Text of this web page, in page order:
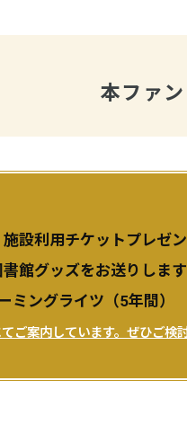
本ファ
設利用チケットプレゼ
館グッズをお送りします
ミングライツ（5年間）
ご案内しています。ぜひご検